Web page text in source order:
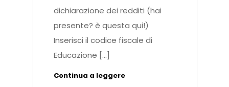
dichiarazione dei redditi (hai
presente? è questa qui!)
Inserisci il codice fiscale di
Educazione […]
Continua a leggere